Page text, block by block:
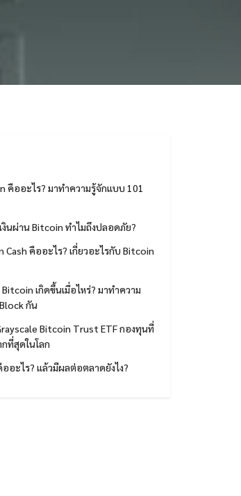
คืออะไร? มาทำความรู้จักแบบ 101
งินผ่าน Bitcoin ทำไมถึงปลอดภัย?
Cash คืออะไร? เกี่ยวอะไรกับ Bitcoin
เกิดขึ้นเมื่อไหร่? มาทำความ
กัน
Bitcoin Trust ETF กองทุนที่
ที่สุดในโลก
อะไร? แล้วมีผลต่อตลาดยังไง?